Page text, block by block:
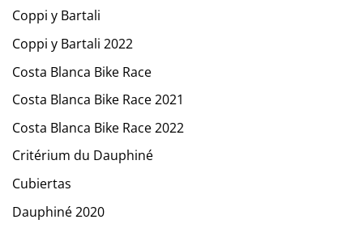
Coppi y Bartali
Coppi y Bartali 2022
Costa Blanca Bike Race
Costa Blanca Bike Race 2021
Costa Blanca Bike Race 2022
Critérium du Dauphiné
Cubiertas
Dauphiné 2020